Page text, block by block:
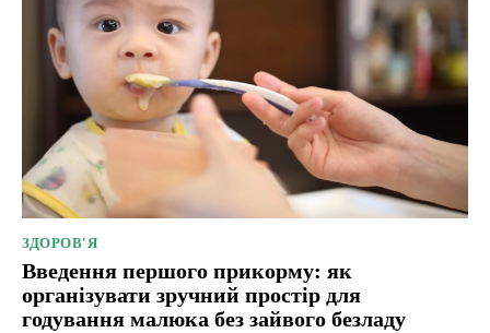
ЗДОРОВ'Я
Введення першого прикорму: як
організувати зручний простір для
годування малюка без зайвого безладу